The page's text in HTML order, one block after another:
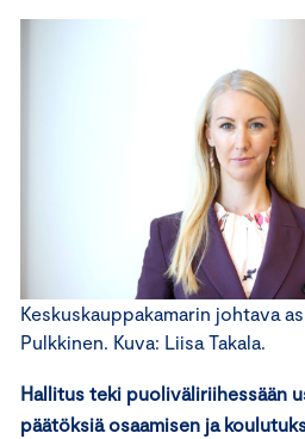
Keskuskauppakamarin johtava
Pulkkinen. Kuva: Liisa Takala.
Hallitus teki puoliväliriihessään
päätöksiä osaamisen ja